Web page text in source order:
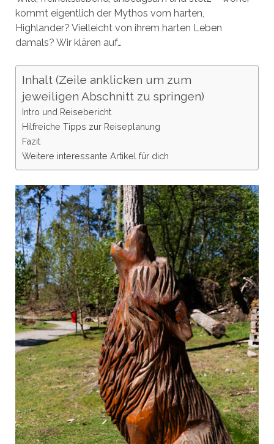
kommt eigentlich der Mythos vom harten,
Highlander? Vielleicht von ihrem harten Leben
damals? Wir klären auf…
Inhalt (Zeile anklicken um zum
jeweiligen Abschnitt zu springen)
Intro und Reisebericht
Hilfreiche Tipps zur Reiseplanung
Fazit
Weitere interessante Artikel für dich